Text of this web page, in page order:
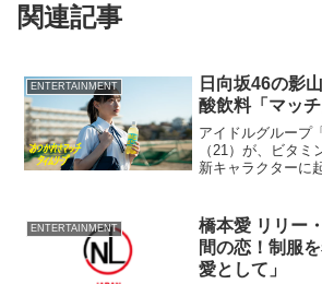
関連記事
ENTERTAINMENT
日向坂46の影
酸飲料「マッ
アイドルグループ
（21）が、ビタミ
新キャラクターに
公開された。
ENTERTAINMENT
橋本愛 リリー
間の恋！制服
愛として」